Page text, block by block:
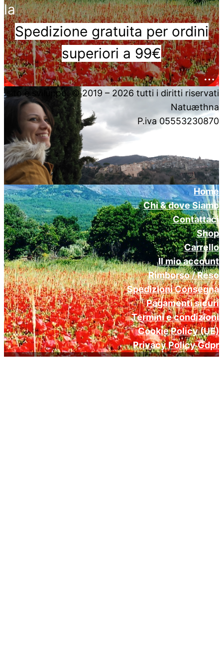
la
Spedizione gratuita per ordini
superiori a 99€
….
sito e sviluppo: © 2019 – 2026 tutti i diritti riservati
Natuæthna
P.iva 05553230870
Home
Chi & dove Siamo
Contattaci
Shop
Carrello
Il mio account
Rimborso / Reso
Spedizioni Consegna
Pagamenti sicuri
Termini e condizioni
Cookie Policy (UE)
Privacy Policy Gdpr